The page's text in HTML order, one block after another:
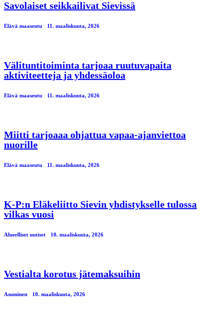
Savolaiset seikkailivat Sievissä
Elävä maaseutu 11. maaliskuuta, 2026
Välituntitoiminta tarjoaa ruutuvapaita
aktiviteetteja ja yhdessäoloa
Elävä maaseutu 11. maaliskuuta, 2026
Miitti tarjoaaa ohjattua vapaa-ajanviettoa
nuorille
Elävä maaseutu 11. maaliskuuta, 2026
K-P:n Eläkeliitto Sievin yhdistykselle tulossa
vilkas vuosi
Alueelliset uutiset 10. maaliskuuta, 2026
Vestialta korotus jätemaksuihin
Asuminen 10. maaliskuuta, 2026